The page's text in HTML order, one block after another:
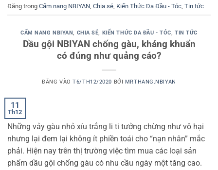
Đăng trong Cẩm nang NBIYAN Chia sẻ Kiến Thức Da Đầu - Tóc Tin tức
CẨM NANG NBIYAN, CHIA SẺ, KIẾN THỨC DA ĐẦU - TÓC,TIN TỨC
Dầu gội NBIYAN chống gàu, kháng khuẩn
có đúng như quảng cáo?
ĐĂNG VÀOT6/TH12/2020 BỞI MRTHANG.NBIYAN
11
Th12
Những vảy gàu nhỏ xíu trắng li ti tưởng chừng như vô hại
nhưng lại đem lại không ít phiền toái cho “nạn nhân” mắc
phải. Hiện nay trên thị trường việc tìm mua các loại sản
phẩm dầu gội chống gàu có nhu cầu ngày một tăng cao.